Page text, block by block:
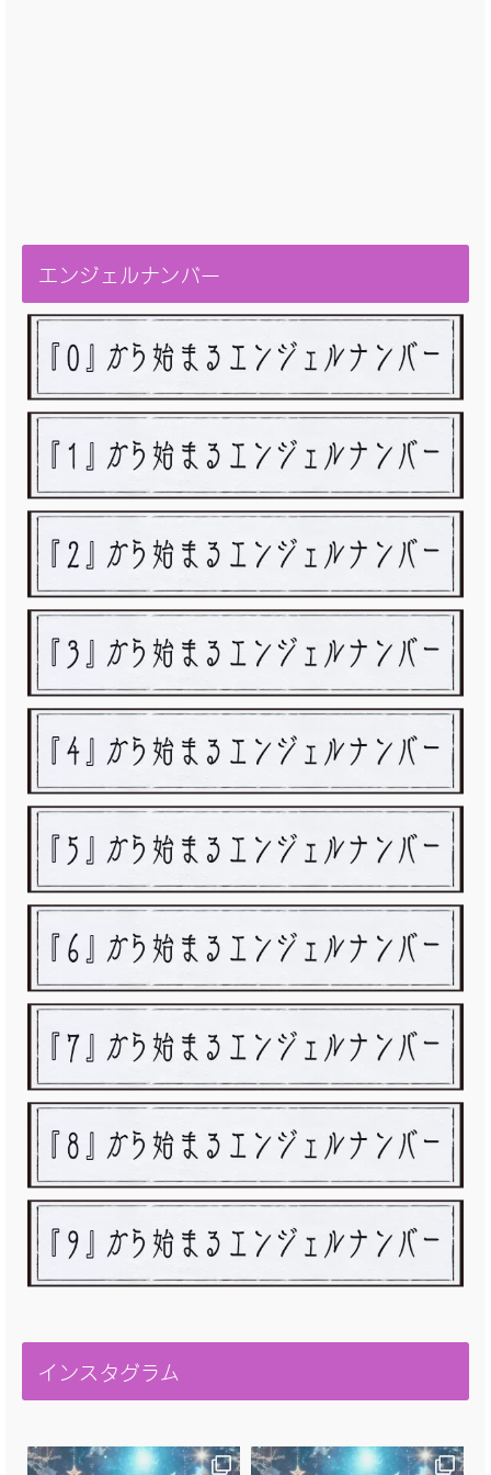
エンジェルナンバー
インスタグラム